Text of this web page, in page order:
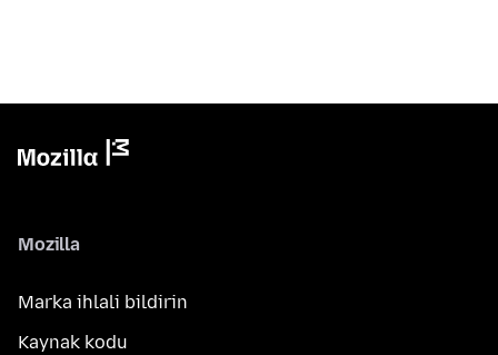
Mozilla
Marka ihlali bildirin
Kaynak kodu